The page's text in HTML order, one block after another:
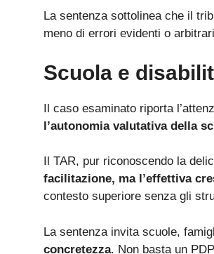
La sentenza sottolinea che il
meno di errori evidenti o
Scuola e
Il caso esaminato riporta
l’autonomia valutativa della
Il TAR, pur riconoscendo la
facilitazione, ma l’effettiva
contesto superiore senza gli
La sentenza invita scuole,
concretezza. Non basta un